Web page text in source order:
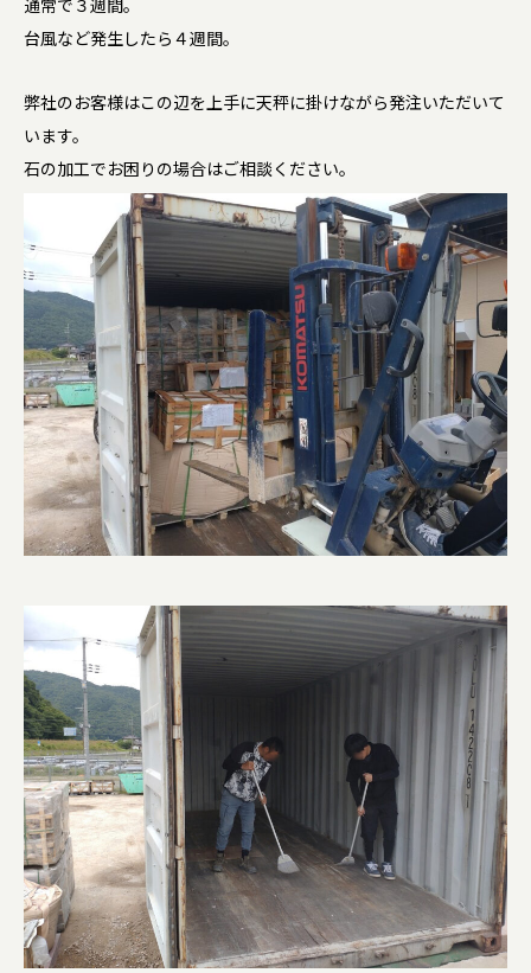
通常で３週間。
台風など発生したら４週間。
弊社のお客様はこの辺を上手に天秤に掛けながら発注いただいて
います。
石の加工でお困りの場合はご相談ください。